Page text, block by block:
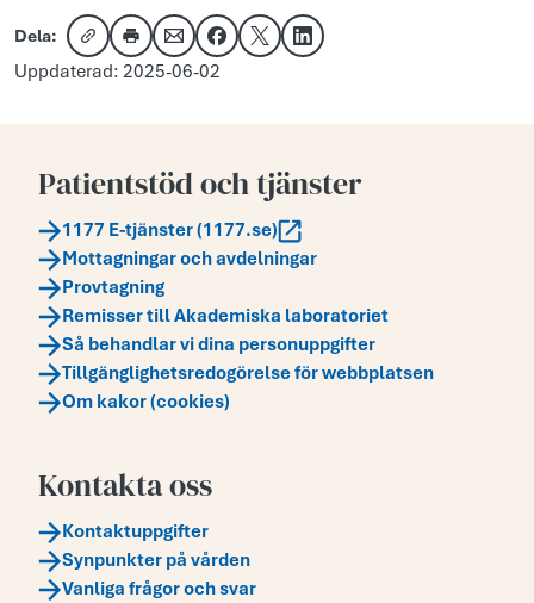
Dela:
Kopiera länk
Skriv utDela via e-post
Dela på Facebook
Dela på XDela på LinkedIn
Uppdaterad: 2025-06-02
Patientstöd och tjänster
1177 E-tjänster (1177.se)
Mottagningar och avdelningar
Provtagning
Remisser till Akademiska laboratoriet
Så behandlar vi dina personuppgifter
Tillgänglighetsredogörelse för webbplatsen
Om kakor (cookies)
Kontakta oss
Kontaktuppgifter
Synpunkter på vården
Vanliga frågor och svar